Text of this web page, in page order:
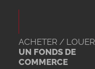
ACHETER / LOUER
UN FONDS DE
COMMERCE